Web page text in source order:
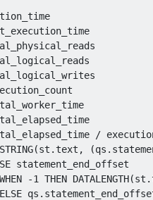
/
(st .text , (qs .
statement_end_offset
WHEN
-1 THEN DATALENGTH(st .
ELSE qs .